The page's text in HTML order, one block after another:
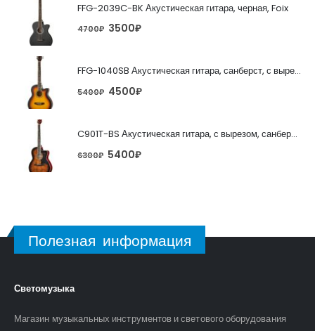
FFG-2039C-BK Акустическая гитара, черная, Foix
4700₽ 3500₽
FFG-1040SB Акустическая гитара, санберст, с вырезом, Foix
5400₽ 4500₽
C901T-BS Акустическая гитара, с вырезом, санберст, Caraya
6300₽ 5400₽
Полезная информация
Светомузыка
Магазин музыкальных инструментов и светового оборудования